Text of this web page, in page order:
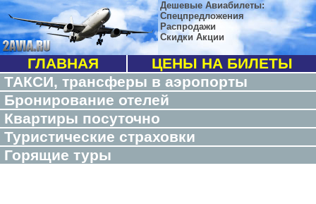
Дешевые Авиабилеты:
Спецпредложения
Распродажи
Скидки Акции
ГЛАВНАЯ
ЦЕНЫ НА БИЛЕТЫ
ТАКСИ, трансферы в аэропорты
Бронирование отелей
Квартиры посуточно
Туристические страховки
Горящие туры